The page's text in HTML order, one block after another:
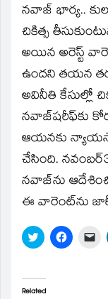
నవాజ్‌ భార్య..
చికిత్స
అయిన అరెస్ట్‌
ఉందని తయన
అవినీతి కేసుల్లో
నవాజ్‌షరీఫ్‌కు
ఆయనకు
చేసింది.
నవాజ్‌ను
ఈ వారెంట్‌ను
Click
to
(Opens
in
Click
to
Related